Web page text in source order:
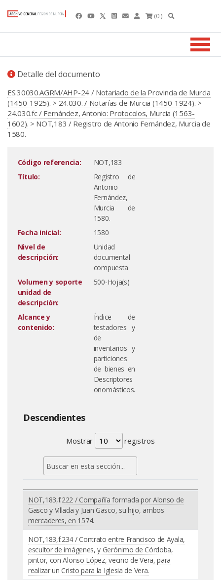
(0 )
Detalle del documento
ES.30030.AGRM/AHP-24 / Notariado de la Provincia de Murcia
(1450-1925). > 24.030. / Notarías de Murcia (1450-1924). >
24.030.fc / Fernández, Antonio: Protocolos, Murcia (1563-
1602). > NOT,183 / Registro de Antonio Fernández, Murcia de
1580.
Código referencia:
NOT,183
Título:
Registro de
Antonio
Fernández,
Murcia de
1580.
Fecha inicial:
1580
Nivel de
descripción:
Unidad
documental
compuesta
Volumen y soporte
unidad de
descripción:
500-Hoja(s)
Alcance y
contenido:
Índice de
testadores y
de
inventarios y
particiones
de bienes en
Descriptores
onomásticos.
Descendientes
Mostrar registros
NOT,183,f.222 / Compañía formada por Alonso de
Gasco y Villada y Juan Gasco, su hijo, ambos
mercaderes, en 1574.
NOT,183,f.234 / Contrato entre Francisco de Ayala,
escultor de imágenes, y Gerónimo de Córdoba,
pintor, con Alonso López, vecino de Vera, para
realizar un Cristo para la Iglesia de Vera.